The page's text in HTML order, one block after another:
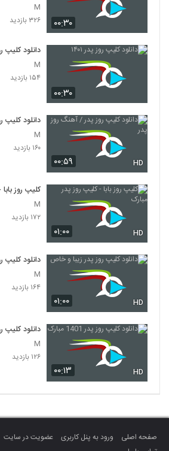
۰۰:۳۰
M
۳۲۶ بازدید
۰۰:۳۰
دانلود کلیپ روز
M
۱۵۴ بازدید
۰۰:۵۹ HD
دانلود کلیپ
M
۱۶۰ بازدید
۰۱:۰۰ HD
کلیپ روز
M
۱۷۲ بازدید
۰۱:۰۰ HD
دانلود کلیپ
M
۱۶۴ بازدید
۰۰:۱۳ HD
دانلود کلیپ روز پدر
M
۱۲۶ بازدید
صفحه اصلی ورود به پنل کاربری عضویت در سایت